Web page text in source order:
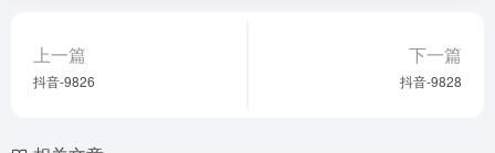
上一篇
抖音-9826
下一篇
抖音-9828